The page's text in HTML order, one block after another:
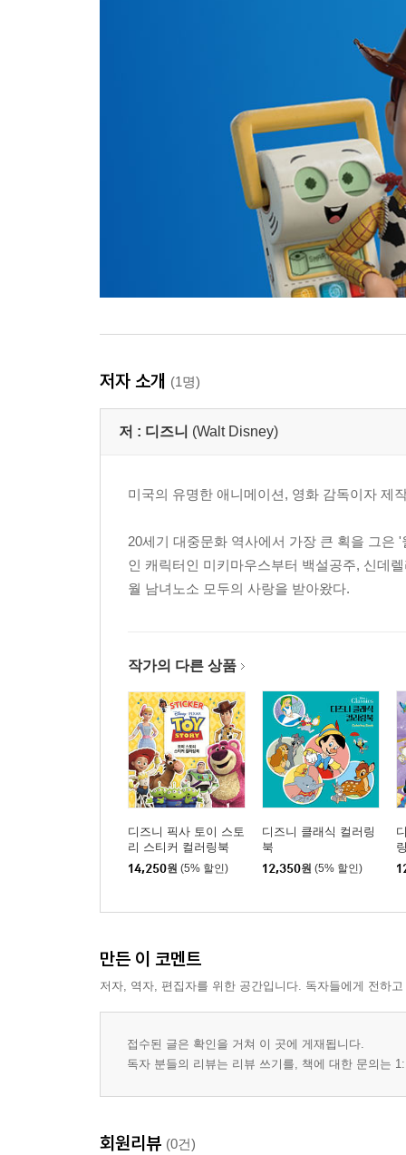
저자 소개 (1명)
저 : 디즈니 (Walt Disney)
미국의 유명한 애니메이션, 영화 감독이자 제
20세기 대중문화 역사에서 가장 큰 획을 그은
인 캐릭터인 미키마우스부터 백설공주, 신데
월 남녀노소 모두의 사랑을 받아왔다.
작가의 다른 상품
디즈니 픽사 토이 스토
리 스티커 컬러링북
14,250원 (5% 할인)
디즈니 클래식 컬러링
북
12,350원 (5% 할인)
만든 이 코멘트
저자, 역자, 편집자를 위한 공간입니다. 독자들에게 전하
접수된 글은 확인을 거쳐 이 곳에 게재됩니다.
독자 분들의 리뷰는 리뷰 쓰기를, 책에 대한 문의는
회원리뷰 (0건)